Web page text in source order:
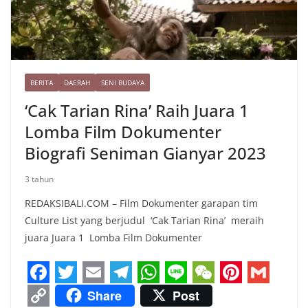
BERITA DAERAH SENI BUDAYA
‘Cak Tarian Rina’ Raih Juara 1
Lomba Film Dokumenter
Biografi Seniman Gianyar 2023
3 tahun
REDAKSIBALI.COM – Film Dokumenter garapan tim
Culture List yang berjudul ‘Cak Tarian Rina’ meraih
juara Juara 1 Lomba Film Dokumenter
F T E T W L W
Share Post